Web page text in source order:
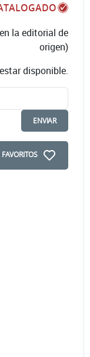
la editorial de
origen)
disponible.
ENVIAR